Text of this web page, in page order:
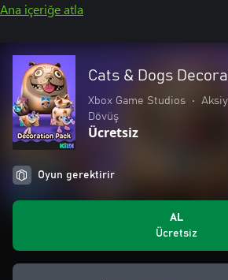
Ana içeriğe atla
Cats & Dogs
Xbox Game Studios •
Dövüş
Ücretsiz
Oyun gerektirir
AL
Ücretsiz